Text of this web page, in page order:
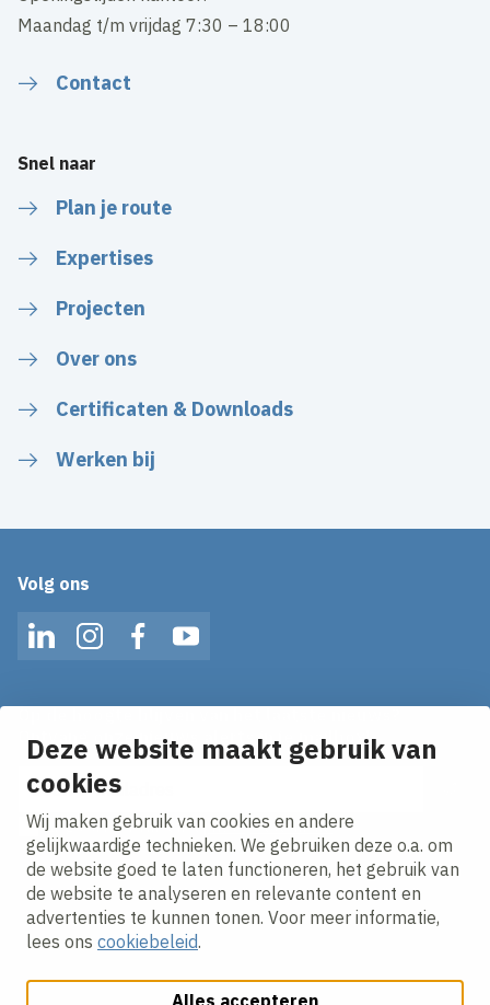
Deze website maakt gebruik van
cookies
Wij maken gebruik van cookies en andere
gelijkwaardige technieken. We gebruiken deze o.a. om
de website goed te laten functioneren, het gebruik van
de website te analyseren en relevante content en
advertenties te kunnen tonen. Voor meer informatie,
lees ons cookiebeleid.
Alles accepteren
Maandag t/m vrijdag 7:30 – 18:00
Contact
Snel naar
Plan je route
Expertises
Projecten
Over ons
Certificaten & Downloads
Werken bij
Volg ons
LinkedInInstagramFacebookYouTube
Ontvang onze nieuws alerts in je mailbox!
E-mailadres
Ik ga akkoord met hetprivacy statement.